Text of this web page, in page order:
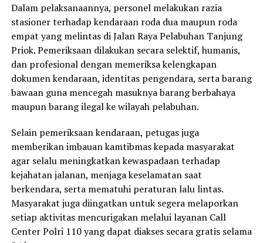
Dalam pelaksanaannya, personel melakukan razia
stasioner terhadap kendaraan roda dua maupun roda
empat yang melintas di Jalan Raya Pelabuhan Tanjung
Priok. Pemeriksaan dilakukan secara selektif, humanis,
dan profesional dengan memeriksa kelengkapan
dokumen kendaraan, identitas pengendara, serta barang
bawaan guna mencegah masuknya barang berbahaya
maupun barang ilegal ke wilayah pelabuhan.
Selain pemeriksaan kendaraan, petugas juga
memberikan imbauan kamtibmas kepada masyarakat
agar selalu meningkatkan kewaspadaan terhadap
kejahatan jalanan, menjaga keselamatan saat
berkendara, serta mematuhi peraturan lalu lintas.
Masyarakat juga diingatkan untuk segera melaporkan
setiap aktivitas mencurigakan melalui layanan Call
Center Polri 110 yang dapat diakses secara gratis selama